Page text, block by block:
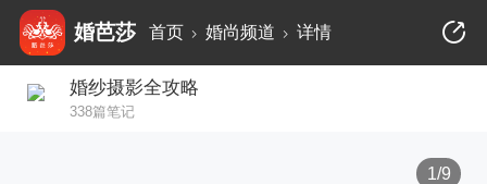
婚芭莎 首页 婚尚频道 详情
婚纱摄影全攻略
338篇笔记
1/9